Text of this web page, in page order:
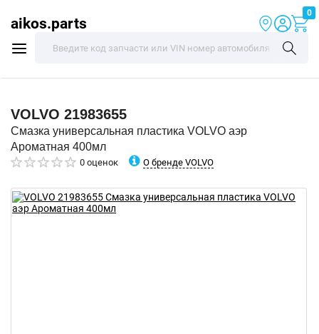
aikos.parts
0
VOLVO 21983655
Смазка универсальная пластика VOLVO аэр
Ароматная 400мл
0 оценок О бренде VOLVO